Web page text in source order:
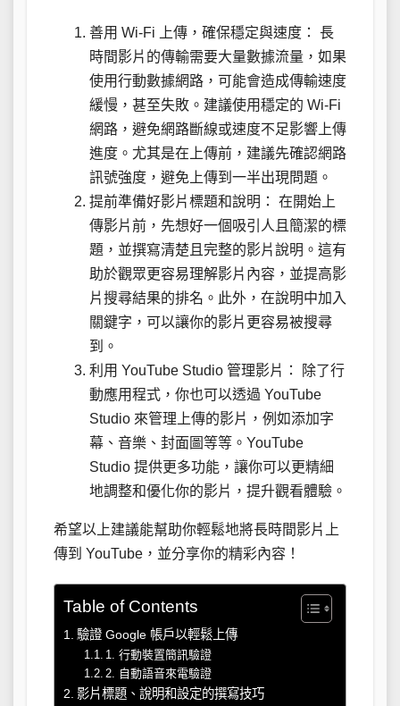
善用 Wi-Fi 上傳，確保穩定與速度： 長
時間影片的傳輸需要大量數據流量，如果
使用行動數據網路，可能會造成傳輸速度
緩慢，甚至失敗。建議使用穩定的 Wi-Fi
網路，避免網路斷線或速度不足影響上傳
進度。尤其是在上傳前，建議先確認網路
訊號強度，避免上傳到一半出現問題。
提前準備好影片標題和說明： 在開始上
傳影片前，先想好一個吸引人且簡潔的標
題，並撰寫清楚且完整的影片說明。這有
助於觀眾更容易理解影片內容，並提高影
片搜尋結果的排名。此外，在說明中加入
關鍵字，可以讓你的影片更容易被搜尋
到。
利用 YouTube Studio 管理影片： 除了行
動應用程式，你也可以透過 YouTube
Studio 來管理上傳的影片，例如添加字
幕、音樂、封面圖等等。YouTube
Studio 提供更多功能，讓你可以更精細
地調整和優化你的影片，提升觀看體驗。
希望以上建議能幫助你輕鬆地將長時間影片上
傳到 YouTube，並分享你的精彩內容！
Table of Contents
驗證 Google 帳戶以輕鬆上傳
1. 行動裝置簡訊驗證
2. 自動語音來電驗證
影片標題、說明和設定的撰寫技巧